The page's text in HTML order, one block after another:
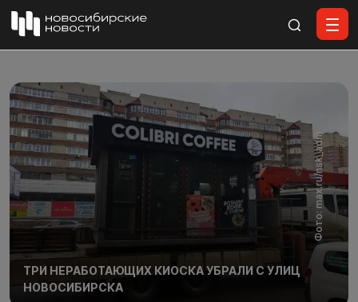
Фото: max.ru/nsk_adm
ТРИ НЕРАБОТАЮЩИХ КИОСКА УБРАЛИ С УЛИЦ
НОВОСИБИРСКА